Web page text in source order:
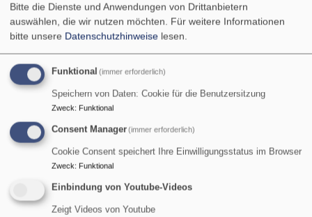
beenden wollen, können Sie jederzeit zum Schluss eines
Jahres kündigen.
Um Mitglied zu werden, melden Sie sich einfach bei Herrn
Rotter. Weitere Infos finden Sie auf unserem
Auftritt
Gerne können Sie die
Neues vom Förderverein
Bitte die Dienste und Anwendungen von Drittanbietern
auswählen, die wir nutzen möchten. Für weitere Informationen
bitte unsere Datenschutzhinweise lesen.
Funktional (immer erforderlich)
Speichern von Daten: Cookie für die Benutzersitzung
Zweck: Funktional
Consent Manager(immer erforderlich)
Cookie Consent speichert Ihre Einwilligungsstatus im Browser
Zweck: Funktional
Einbindung von Youtube-Videos
Zeigt Videos von Youtube